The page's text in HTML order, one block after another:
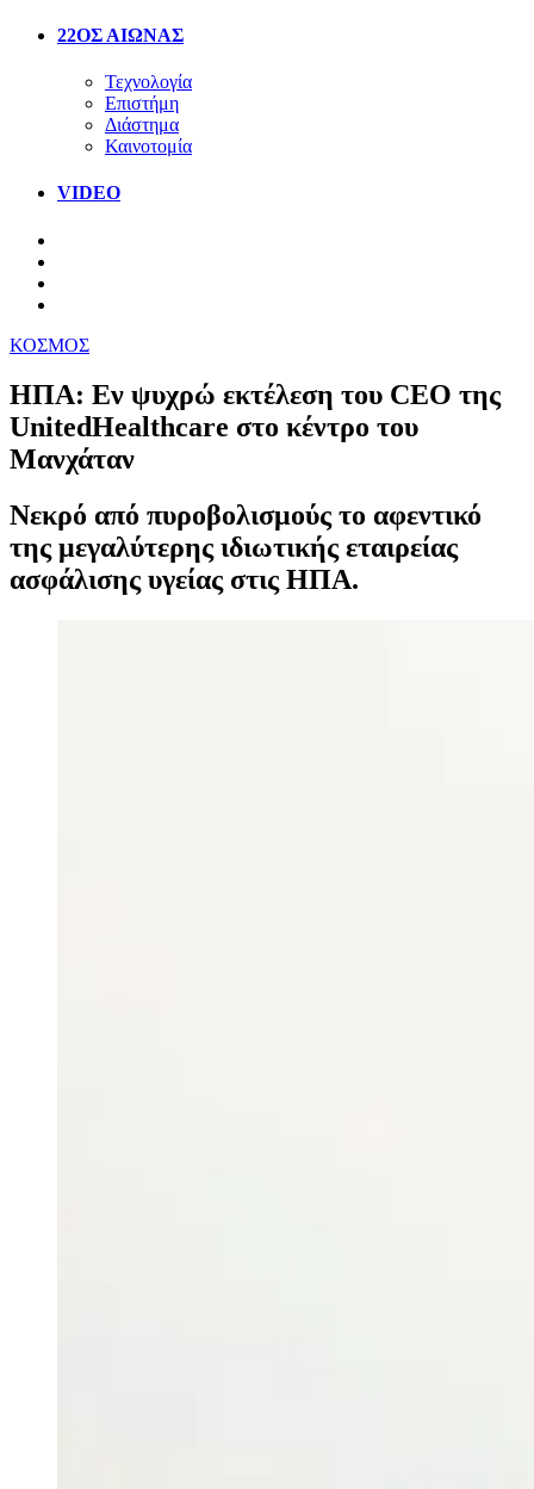
22ΟΣ ΑΙΩΝΑΣ
Τεχνολογία
Επιστήμη
Διάστημα
Καινοτομία
VIDEO
ΚΟΣΜΟΣ
ΗΠΑ: Εν ψυχρώ εκτέλεση του CEO της
UnitedHealthcare στο κέντρο του
Μανχάταν
Νεκρό από πυροβολισμούς το αφεντικό
της μεγαλύτερης ιδιωτικής εταιρείας
ασφάλισης υγείας στις ΗΠΑ.